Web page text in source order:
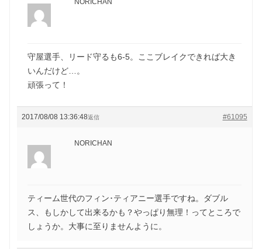
NORICHAN
守屋選手、リード守るも6-5。ここブレイクできれば大き
いんだけど…。
頑張って！
2017/08/08 13:36:48 #61095
返信
NORICHAN
ティーム世代のフィン･ティアニー選手ですね。ダブル
ス、もしかして出来るかも？やっぱり無理！ってところで
しょうか。大事に至りませんように。